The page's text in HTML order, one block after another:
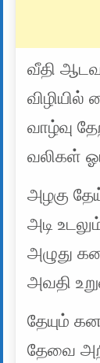
வீதி
வாழ்வு
வலிகள்
அழகு
அடி
அழுது
அவதி
தேயும்
தேவை